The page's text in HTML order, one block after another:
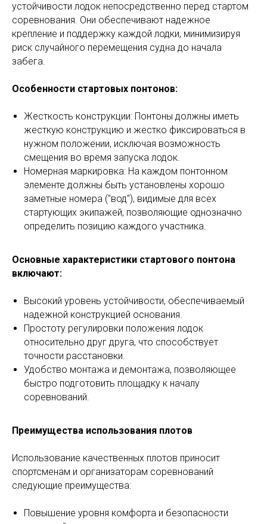
устойчивости лодок непосредственно перед стартом
соревнования. Они обеспечивают надежное
крепление и поддержку каждой лодки, минимизируя
риск случайного перемещения судна до начала
забега.
Особенности стартовых понтонов:
Жесткость конструкции: Понтоны должны иметь
жесткую конструкцию и жестко фиксироваться в
нужном положении, исключая возможность
смещения во время запуска лодок.
Номерная маркировка: На каждом понтонном
элементе должны быть установлены хорошо
заметные номера ("вод"), видимые для всех
стартующих экипажей, позволяющие однозначно
определить позицию каждого участника.
Основные характеристики стартового понтона
включают:
Высокий уровень устойчивости, обеспечиваемый
надежной конструкцией основания.
Простоту регулировки положения лодок
относительно друг друга, что способствует
точности расстановки.
Удобство монтажа и демонтажа, позволяющее
быстро подготовить площадку к началу
соревнований.
Преимущества использования плотов
Использование качественных плотов приносит
спортсменам и организаторам соревнований
следующие преимущества:
Повышение уровня комфорта и безопасности